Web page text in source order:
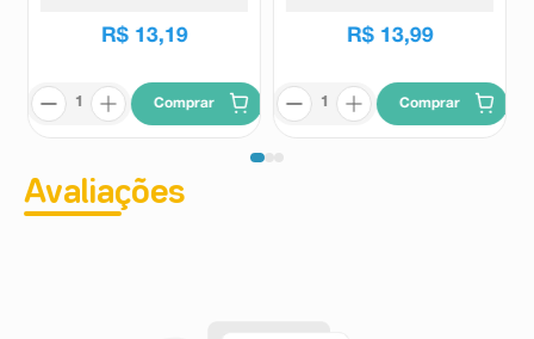
R$ 13,19
Comprar
R$ 13,99
Comprar
Avaliações